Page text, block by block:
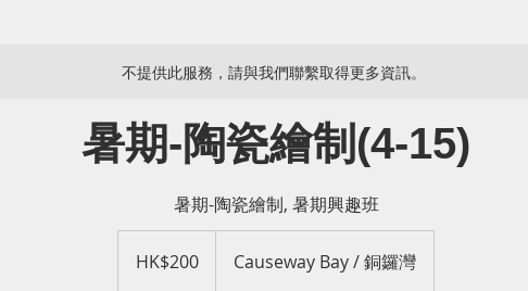
不提供此服務，請與我們聯繫取得更多資訊。
暑期-陶瓷繪制(4-15)
暑期-陶瓷繪制, 暑期興趣班
HK$200 Causeway Bay / 銅鑼灣